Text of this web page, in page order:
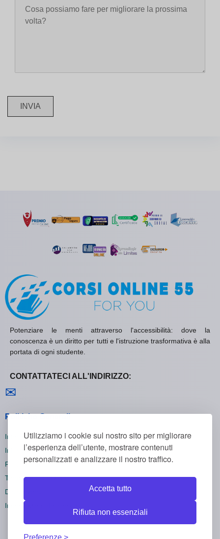
Utilizziamo i cookie sul nostro sito per migliorare
l’esperienza dell’utente, mostrare contenuti
personalizzati e analizzare il nostro traffico.
Accetta tutto
Rifiuta non essenziali
Preferenze.
INVIA
Potenziare le menti attraverso l'accessibilità: dove la
conoscenza è un diritto per tutti e l'istruzione trasformativa è alla
portata di ogni studente.
CONTATTATECI ALL'INDIRIZZO:
✉
Politiche Generali
Informativa sulla Privacy
Informativa sui Cookie
Politica di Rimborso
Termini e Condizioni
Disiscriversi
Impostazioni dei cookie